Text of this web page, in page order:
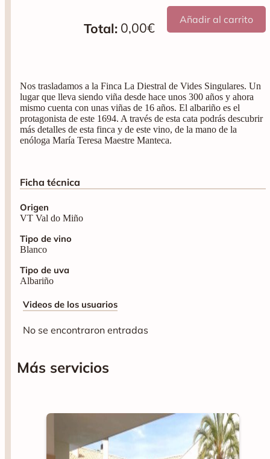
Total: 0,00€
Añadir al carrito
Nos trasladamos a la Finca La Diestral de Vides Singulares. Un
lugar que lleva siendo viña desde hace unos 300 años y ahora
mismo cuenta con unas viñas de 16 años. El albariño es el
protagonista de este 1694. A través de esta cata podrás descubrir
más detalles de esta finca y de este vino, de la mano de la
enóloga María Teresa Maestre Manteca.
Ficha técnica
Origen
VT Val do Miño
Tipo de vino
Blanco
Tipo de uva
Albariño
Videos de los usuarios
No se encontraron entradas
Más servicios